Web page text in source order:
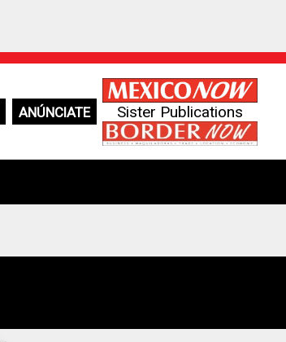
ANÚNCIATE Sister Publications